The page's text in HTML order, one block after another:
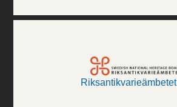
Riksantikvarieämbetet